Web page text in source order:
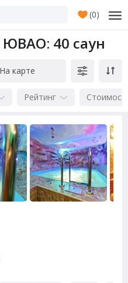
(0)
ЮВАО: 40 саун
На карте
Рейтинг